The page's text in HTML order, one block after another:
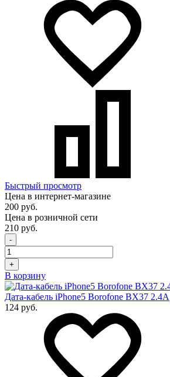
Быстрый просмотр
Цена в интернет-магазине
200 руб.
Цена в розничной сети
210 руб.
-
+
В корзину
Дата-кабель iPhone5 Borofone BX37 2.4A
124 руб.